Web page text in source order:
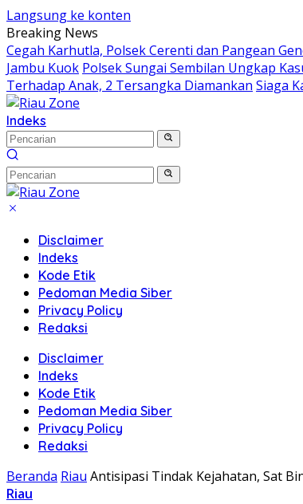
Langsung ke konten
Breaking News
Cegah Karhutla, Polsek Cerenti dan Pangean
Jambu Kuok Polsek Sungai Sembilan Ungkap
Terhadap Anak, 2 Tersangka Diamankan Siaga
Indeks
Disclaimer
Indeks
Kode Etik
Pedoman Media Siber
Privacy Policy
Redaksi
Disclaimer
Indeks
Kode Etik
Pedoman Media Siber
Privacy Policy
Redaksi
Beranda Riau Antisipasi Tindak Kejahatan, Sat
Riau